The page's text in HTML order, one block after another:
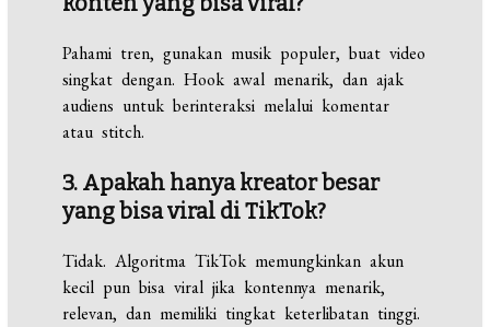
Pahami tren, gunakan musik populer, buat video
singkat dengan. Hook awal menarik, dan ajak
audiens untuk berinteraksi melalui komentar
atau stitch.
3. Apakah hanya kreator besar
yang bisa viral di TikTok?
Tidak. Algoritma TikTok memungkinkan akun
kecil pun bisa viral jika kontennya menarik,
relevan, dan memiliki tingkat keterlibatan tinggi.